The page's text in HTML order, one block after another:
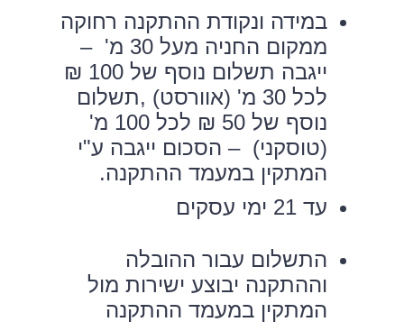
במידה ונקודת ההתקנה רחוקה
ממקום החניה מעל 30 מ' –
ייגבה תשלום נוסף של 100 ₪
לכל 30 מ' (אוורסט) ,תשלום
נוסף של 50 ₪ לכל 100 מ'
(טוסקני) – הסכום ייגבה ע"י
המתקין במעמד ההתקנה.
עד 21 ימי עסקים
התשלום עבור ההובלה
וההתקנה יבוצע ישירות מול
המתקין במעמד ההתקנה